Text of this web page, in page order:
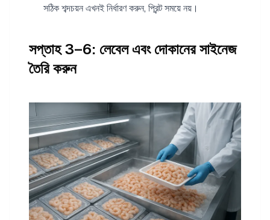
সঠিক শব্দচয়ন এখনই নির্ধারণ করুন, প্রিন্ট সময়ে নয়।
সপ্তাহ 3–6: লেবেল এবং দোকানের সাইনেজ
তৈরি করুন